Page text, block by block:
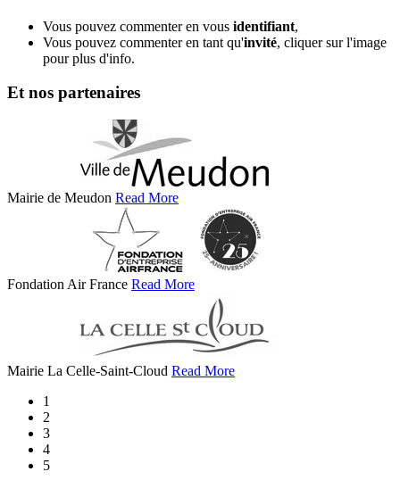
Vous pouvez commenter en vous identifiant,
Vous pouvez commenter en tant qu'invité, cliquer sur l'image
pour plus d'info.
Et nos partenaires
Mairie de Meudon Read More
Fondation Air France Read More
Mairie La Celle-Saint-Cloud Read More
1
2
3
4
5